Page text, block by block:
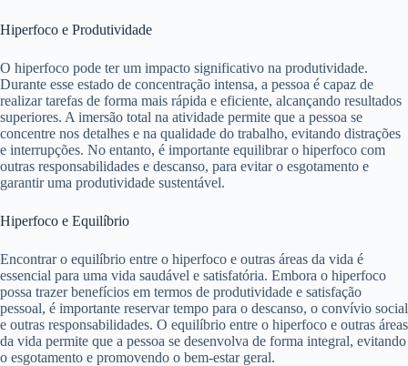
Hiperfoco e Produtividade
O hiperfoco pode ter um impacto significativo na produtividade.
Durante esse estado de concentração intensa, a pessoa é capaz de
realizar tarefas de forma mais rápida e eficiente, alcançando resultados
superiores. A imersão total na atividade permite que a pessoa se
concentre nos detalhes e na qualidade do trabalho, evitando distrações
e interrupções. No entanto, é importante equilibrar o hiperfoco com
outras responsabilidades e descanso, para evitar o esgotamento e
garantir uma produtividade sustentável.
Hiperfoco e Equilíbrio
Encontrar o equilíbrio entre o hiperfoco e outras áreas da vida é
essencial para uma vida saudável e satisfatória. Embora o hiperfoco
possa trazer benefícios em termos de produtividade e satisfação
pessoal, é importante reservar tempo para o descanso, o convívio social
e outras responsabilidades. O equilíbrio entre o hiperfoco e outras áreas
da vida permite que a pessoa se desenvolva de forma integral, evitando
o esgotamento e promovendo o bem-estar geral.